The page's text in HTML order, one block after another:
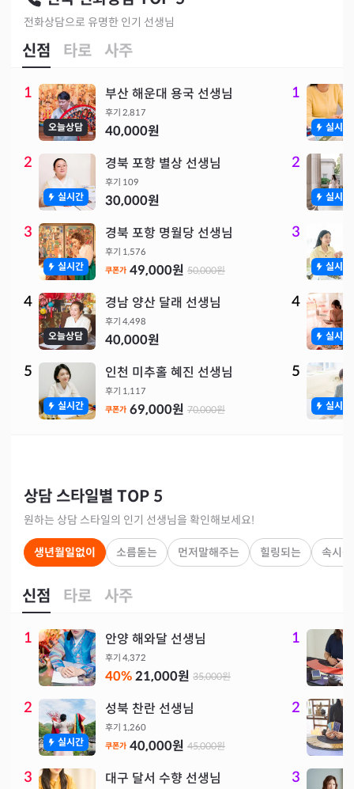
전화상담으로 유명한 인기 선생님
신점 타로 사주
1
오늘상담
부산 해운대 용국 선생님
후기 2,817
40,000원
2
실시간
경북 포항 별상 선생님
후기 109
30,000원
3
실시간
경북 포항 명월당 선생님
후기 1,576
쿠폰가 49,000원 50,000원
4
오늘상담
경남 양산 달래 선생님
후기 4,498
40,000원
5
실시간
인천 미추홀 혜진 선생님
후기 1,117
쿠폰가 69,000원 70,000원
1
실시간
2
실시간
3
실시간
4
실시간
5
실시간
상담 스타일별 TOP 5
원하는 상담 스타일의 인기 선생님을 확인해보세요!
생년월일없이 소름돋는 먼저말해주는 힐링되는 속시
신점 타로 사주
1 안양 해와달 선생님
후기 4,372
40%21,000원 35,000원
2
실시간
성북 찬란 선생님
후기 1,260
쿠폰가 40,000원 45,000원
3 대구 달서 수향 선생님
1
2
3